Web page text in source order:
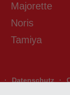
Majorette
Noris
Tamiya
· Datenschutz ·